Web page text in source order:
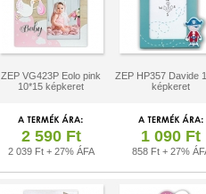
ZEP VG423P Eolo pink
10*15 képkeret
ZEP HP357 Davide
képkeret
2 590 Ft
2 039 Ft + 27% ÁFA
1 090 Ft
858 Ft + 27%